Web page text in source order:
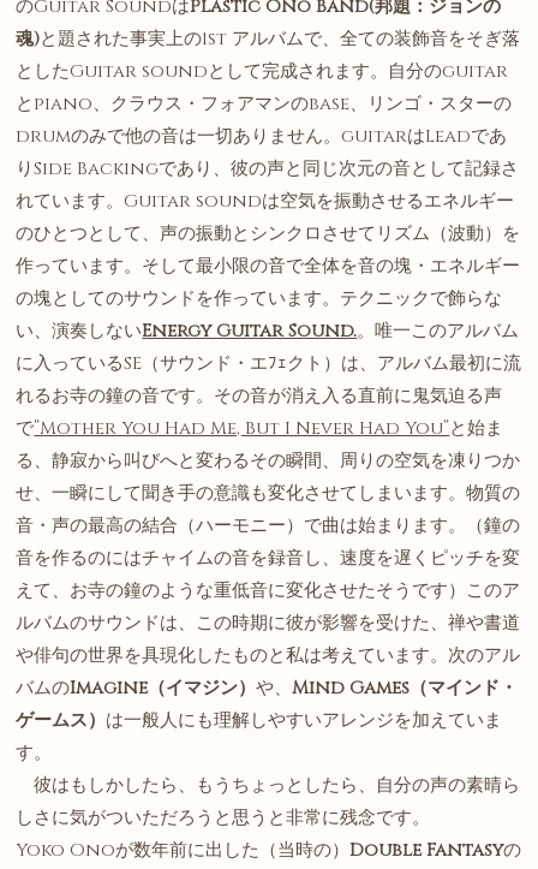
のGuitar SoundはPlastic Ono Band(邦題：ジョンの
魂)と題された事実上の1st アルバムで、全ての装飾音をそぎ落
としたGuitar soundとして完成されます。自分のguitar
とpiano、クラウス・フォアマンのbase、リンゴ・スターの
drumのみで他の音は一切ありません。guitarはLeadであ
りSide Backingであり、彼の声と同じ次元の音として記録さ
れています。Guitar soundは空気を振動させるエネルギー
のひとつとして、声の振動とシンクロさせてリズム（波動）を
作っています。そして最小限の音で全体を音の塊・エネルギー
の塊としてのサウンドを作っています。テクニックで飾らな
い、演奏しないEnergy Guitar Sound.。唯一このアルバム
に入っているSE（サウンド・エﾌｪクト）は、アルバム最初に流
れるお寺の鐘の音です。その音が消え入る直前に鬼気迫る声
で”Mother You Had Me, But I Never Had You”と始ま
る、静寂から叫びへと変わるその瞬間、周りの空気を凍りつか
せ、一瞬にして聞き手の意識も変化させてしまいます。物質の
音・声の最高の結合（ハーモニー）で曲は始まります。（鐘の
音を作るのにはチャイムの音を録音し、速度を遅くピッチを変
えて、お寺の鐘のような重低音に変化させたそうです）このア
ルバムのサウンドは、この時期に彼が影響を受けた、禅や書道
や俳句の世界を具現化したものと私は考えています。次のアル
バムのImagine（イマジン）や、Mind Games （マインド・
ゲームス） は一般人にも理解しやすいアレンジを加えていま
す。
彼はもしかしたら、もうちょっとしたら、自分の声の素晴ら
しさに気がついただろうと思うと非常に残念です。
Yoko Onoが数年前に出した（当時の）Double Fantasyの